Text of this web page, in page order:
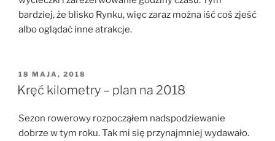
bardziej, że blisko Rynku, więc zaraz można iść coś zjeść
albo oglądać inne atrakcje.
OPUBLIKOWANE
W
18 MAJA, 2018
Kręć kilometry – plan na 2018
Sezon rowerowy rozpocząłem nadspodziewanie
dobrze w tym roku. Tak mi się przynajmniej wydawało.